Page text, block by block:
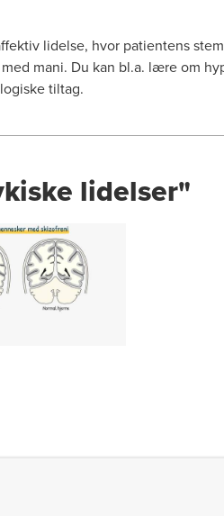
lidelse, hvor patientens
mani. Du kan bl.a. lære om
tiltag.
lidelser"